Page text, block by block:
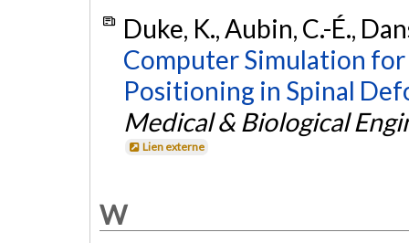
Duke, K., Aubin, C.-É.,
Computer Simulation
Positioning in Spinal
Medical & Biological
Lien externe
W